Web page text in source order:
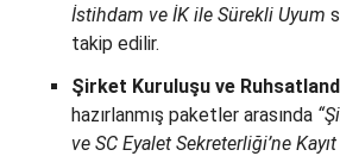
İstihdam ve İK ile Sürekli Uyum
takip edilir.
Şirket Kuruluşu ve
hazırlanmış paketler arasında
ve SC Eyalet Sekreterliği’ne